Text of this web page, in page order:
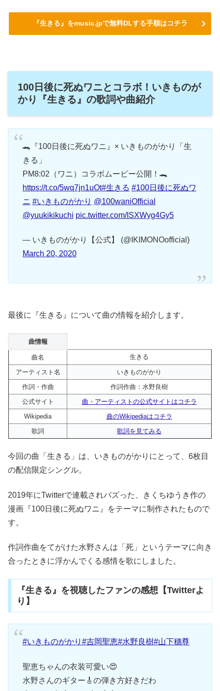
『生きる』をmusic.jpで無料DLする手順はコチラ
100日後に死ぬワニとコラボ！いきものが
かり『生きる』の歌詞や曲紹介
🐊『100日後に死ぬワニ』× いきものがかり「生
きる」
PM8:02（ワニ）コラボムービー公開！🐊
https://t.co/5wq7jn1uOt#生きる #100日後に死ぬワ
ニ #いきものがかり @100waniOfficial
@yuukikikuchi pic.twitter.com/ISXWyg4Gy5
— いきものがかり【公式】 (@IKIMONOofficial)
March 20, 2020
最後に『生きる』について曲の情報を紹介します。
曲情報
曲名 生きる
アーティスト名
いきものがかり
作詞・作曲
作詞作曲：水野良樹
公式サイト
曲・アーティストの公式サイトはコチラ
Wikipedia
曲のWikipediaはコチラ
歌詞
歌詞を見てみる
今回の曲「生きる」は、いきものがかりにとって、6枚目
の配信限定シングル。
2019年にTwitterで連載されバズった、きくちゆうき作の
漫画『100日後に死ぬワニ』をテーマに制作されたもので
す。
作詞作曲をてがけた水野さんは「死」というテーマに向き
合ったときに浮かんでくる感情を歌にしました。
『生きる』を視聴したファンの感想【Twitterよ
り】
#いきものがかり #吉岡聖恵#水野良樹#山下穗尊
聖恵ちゃんの衣装可愛い😍
水野さんのギター🎸の弾き方好きだわ